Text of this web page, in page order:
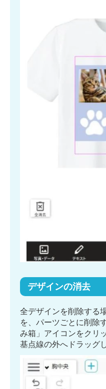
デザインの消去
全デザインを削除する
を、パーツごとに削除
み箱」アイコンをクリ
基点線の外へドラッグ